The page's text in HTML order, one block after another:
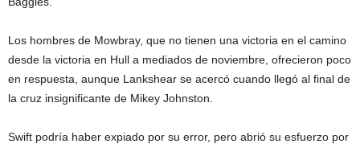
Los hombres de Mowbray, que no tienen una victoria en el camino
desde la victoria en Hull a mediados de noviembre, ofrecieron poco
en respuesta, aunque Lankshear se acercó cuando llegó al final de
la cruz insignificante de Mikey Johnston.
Swift podría haber expiado por su error, pero abrió su esfuerzo por